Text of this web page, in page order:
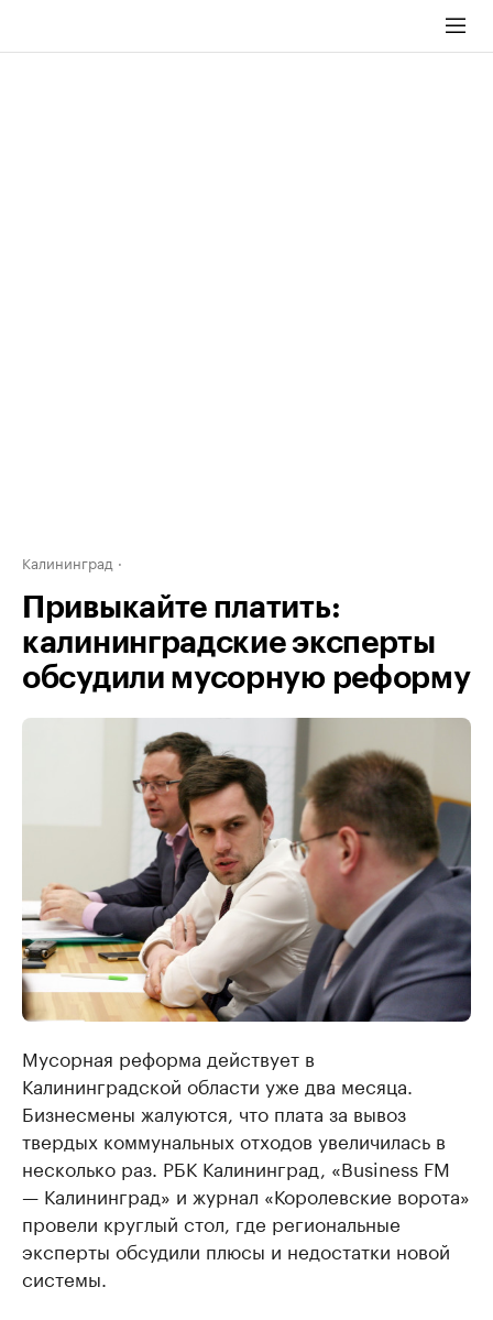
Калининград
Привыкайте платить:
калининградские эксперты
обсудили мусорную реформу
Мусорная реформа действует в
Калининградской области уже два месяца.
Бизнесмены жалуются, что плата за вывоз
твердых коммунальных отходов увеличилась в
несколько раз. РБК Калининград, «Business FM
— Калининград» и журнал «Королевские ворота»
провели круглый стол, где региональные
эксперты обсудили плюсы и недостатки новой
системы.